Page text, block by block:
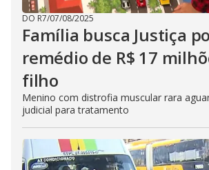
DO R7/07/08/2025
Família busca Justiça
remédio de R$ 17
filho
Menino com distrofia muscular rara
judicial para tratamento